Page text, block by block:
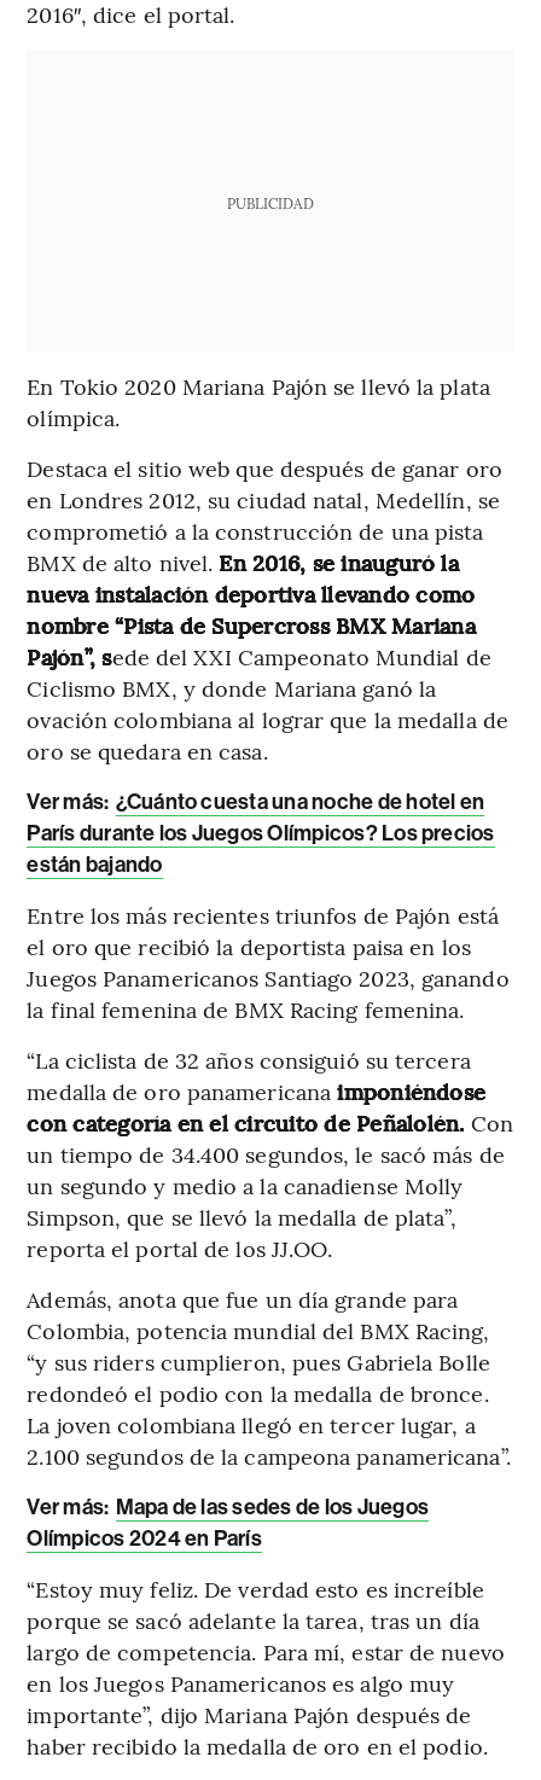
2016″, dice el portal.
PUBLICIDAD
En Tokio 2020 Mariana Pajón se llevó la plata
olímpica.
Destaca el sitio web que después de ganar oro
en Londres 2012, su ciudad natal, Medellín, se
comprometió a la construcción de una pista
BMX de alto nivel. En 2016, se inauguró la
nueva instalación deportiva llevando como
nombre “Pista de Supercross BMX Mariana
Pajón”, sede del XXI Campeonato Mundial de
Ciclismo BMX, y donde Mariana ganó la
ovación colombiana al lograr que la medalla de
oro se quedara en casa.
Ver más: ¿Cuánto cuesta una noche de hotel en
París durante los Juegos Olímpicos? Los precios
están bajando
Entre los más recientes triunfos de Pajón está
el oro que recibió la deportista paisa en los
Juegos Panamericanos Santiago 2023, ganando
la final femenina de BMX Racing femenina.
“La ciclista de 32 años consiguió su tercera
medalla de oro panamericana imponiéndose
con categoría en el circuito de Peñalolén. Con
un tiempo de 34.400 segundos, le sacó más de
un segundo y medio a la canadiense Molly
Simpson, que se llevó la medalla de plata”,
reporta el portal de los JJ.OO.
Además, anota que fue un día grande para
Colombia, potencia mundial del BMX Racing,
“y sus riders cumplieron, pues Gabriela Bolle
redondeó el podio con la medalla de bronce.
La joven colombiana llegó en tercer lugar, a
2.100 segundos de la campeona panamericana”.
Ver más: Mapa de las sedes de los Juegos
Olímpicos 2024 en París
“Estoy muy feliz. De verdad esto es increíble
porque se sacó adelante la tarea, tras un día
largo de competencia. Para mí, estar de nuevo
en los Juegos Panamericanos es algo muy
importante”, dijo Mariana Pajón después de
haber recibido la medalla de oro en el podio.